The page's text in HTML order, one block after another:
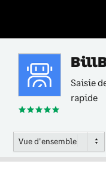
Saisie
rapide
Vue d'ensemble